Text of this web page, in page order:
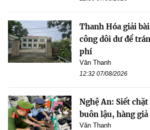
Thanh Hóa giải
công dôi dư để
phí
Văn Thanh
12:32 07/08/2026
Nghệ An: Siết
buôn lậu, hàng giả
Văn Thanh